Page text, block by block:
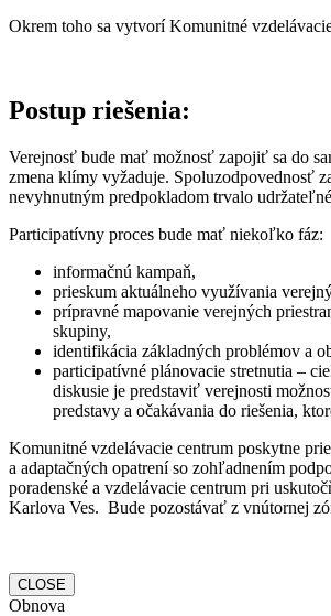
Okrem toho sa vytvorí Komunitné
Postup riešenia:
Verejnosť bude mať možnosť zapojiť sa do
zmena klímy vyžaduje. Spoluzodpovednosť
nevyhnutným predpokladom trvalo
Participatívny proces bude mať niekoľko fáz:
informačnú kampaň,
prieskum aktuálneho využívania
prípravné mapovanie verejných
skupiny,
identifikácia základných problémov a
participatívné plánovacie stretnutia –
diskusie je predstaviť verejnosti
predstavy a očakávania do riešenia,
Komunitné vzdelávacie centrum poskytne
a adaptačných opatrení so zohľadnením
poradenské a vzdelávacie centrum pri
Karlova Ves. Bude pozostávať z vnútornej
CLOSE
Obnova